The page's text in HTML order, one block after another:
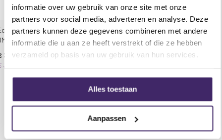
informatie over uw gebruik van onze site met onze
partners voor social media, adverteren en analyse. Deze
partners kunnen deze gegevens combineren met andere
informatie die u aan ze heeft verstrekt of die ze hebben
verzameld op basis van uw gebruik van hun services.
Alles toestaan
Aanpassen
Specificaties Equinox C-Shot Confetti/streamer
Cannon:
Uitgangsvermogen: 12VAC, 4000mA
Stroomverbruik: 30W
Afmetingen (H x B x D): 170 x 110 x 140 mm
Gewicht: 1,8 kg
Confetti Burst –
gestuurd
355,95
391,95